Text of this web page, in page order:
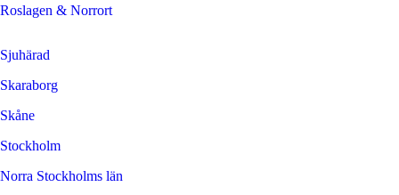
Roslagen & Norrort
Sjuhärad
Skaraborg
Skåne
Stockholm
Norra Stockholms län